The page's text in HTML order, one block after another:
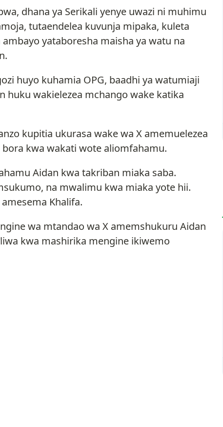
dhana ya Serikali yenye uwazi ni muhimu
tutaendelea kuvunja mipaka, kuleta
yataboresha maisha ya watu na
huyo kuhamia OPG, baadhi ya watumiaji
huku wakielezea mchango wake katika
kupitia ukurasa wake wa X amemuelezea
kwa wakati wote aliomfahamu.
Aidan kwa takriban miaka saba.
na mwalimu kwa miaka yote hii.
Khalifa.
wa mtandao wa X amemshukuru Aidan
kwa mashirika mengine ikiwemo